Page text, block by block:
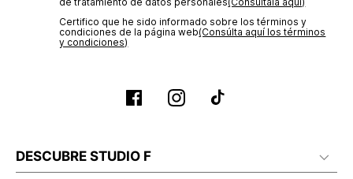
Certifico que he sido informado sobre los términos y
condiciones de la página web‎(Consúlta aquí los términos
y condiciones)
DESCUBRE STUDIO F